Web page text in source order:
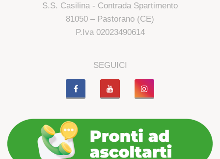
S.S. Casilina - Contrada Spartimento
81050 – Pastorano (CE)
P.Iva 02023490614
SEGUICI